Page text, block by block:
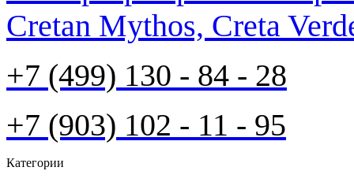
Cretan Mythos, Creta
+7 (499) 130 - 84 - 28
+7 (903) 102 - 11 - 95
Категории